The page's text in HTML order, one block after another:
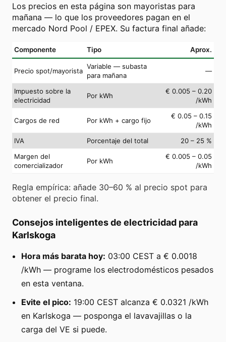
Los precios en esta página son mayoristas para
mañana — lo que los proveedores pagan en el
mercado Nord Pool / EPEX. Su factura final añade:
Componente Tipo Aprox.
Precio spot/mayorista
Variable — subasta
para mañana
—
Impuesto sobre la
electricidad
Por kWh
€ 0.005 – 0.20
/kWh
Cargos de red Por kWh + cargo fijo
€ 0.05 – 0.15
/kWh
IVA
Porcentaje del total
20 – 25 %
Margen del
comercializador
Por kWh
€ 0.005 – 0.05
/kWh
Regla empírica: añade 30–60 % al precio spot para
obtener el precio final.
Consejos inteligentes de electricidad para
Karlskoga
Hora más barata hoy: 03:00 CEST a € 0.0018
/kWh — programe los electrodomésticos pesados
en esta ventana.
Evite el pico: 19:00 CEST alcanza € 0.0321 /kWh
en Karlskoga — posponga el lavavajillas o la
carga del VE si puede.